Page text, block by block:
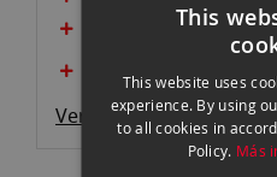
Garantía oficial
Consigue un
equipo actual
Ver descripción
This
This website uses
experience. By using
to all cookies in
Policy. Más